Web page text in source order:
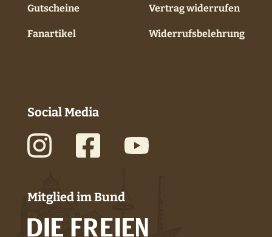
Gutscheine
Fanartikel
Vertrag widerrufen
Widerrufsbelehrung
Social Media
Mitglied im Bund